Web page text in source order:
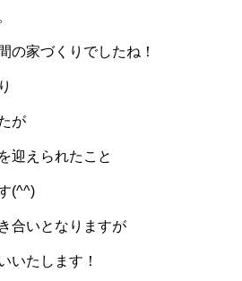
の家づくりでしたね！
が
迎えられたこと
(^^)
合いとなりますが
いたします！